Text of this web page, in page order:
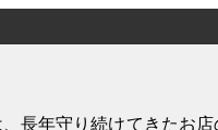
長年守り続けてきたお